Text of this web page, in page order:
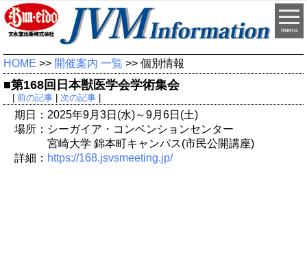
menu
HOME >> 開催案内 一覧 >> 個別情報
■第168回日本獣医学会学術集会
| 前の記事| 次の記事|
期日：2025年9月3日(水)～9月6日(土)
場所：シーガイア・コンベンションセンター
宮崎大学 錦本町キャンパス(市民公開講座)
詳細： https://168.jsvsmeeting.jp/